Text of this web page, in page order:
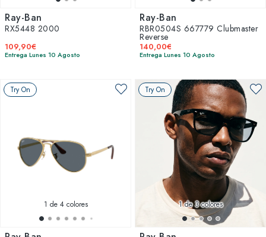
Ray-Ban
RX5448 2000
109,90€
Entrega Lunes 10 Agosto
Ray-Ban
RBR0504S 667779 Clubmaster
Reverse
140,00€
Entrega Lunes 10 Agosto
Try On
1 de 4 colores
Try On
1de 3 colores